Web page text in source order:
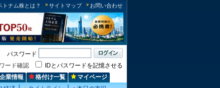
トナム株とは？ サイトマップ お問い合わせ
パスワード
ード確認
IDとパスワードを記憶させる
企業情報 格付け一覧
マイページ